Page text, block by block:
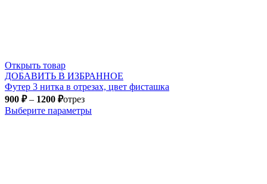
Открыть товар
ДОБАВИТЬ В ИЗБРАННОЕ
Футер 3 нитка в отрезах, цвет фисташка
900 ₽– 1200 ₽отрез
Выберите параметры